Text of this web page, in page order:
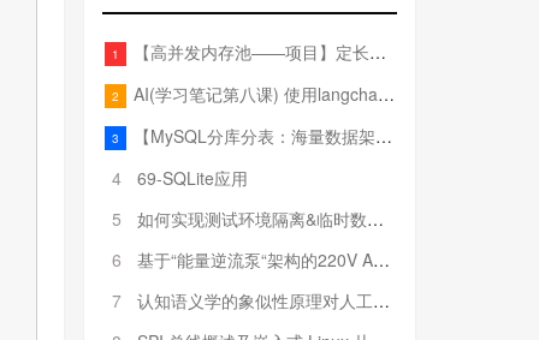
1 【高并发内存池——项目】定长内存池——开胃小菜
2 AI(学习笔记第八课) 使用langchain的embedding models
3
【MySQL分库分表：海量数据架构的终极解决方案】
4
69-SQLite应用
5
如何实现测试环境隔离&临时数据库（pytest+SQLite）
6
基于“能量逆流泵“架构的220V AC至20V DC 300W高效电源设计
7
认知语义学的象似性原理对人工智能自然语言处理深层语义分析的影响与启示